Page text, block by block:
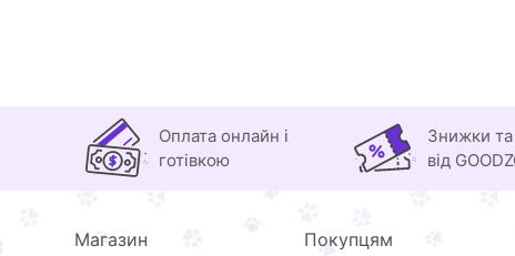
Оплата онлайн і
готівкою
Знижки
від
Магазин Покупцям